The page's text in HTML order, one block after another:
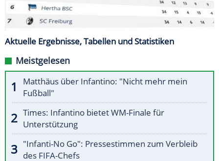
Aktuelle Ergebnisse, Tabellen und Statistiken
Meistgelesen
Matthäus über Infantino: "Nicht mehr mein
Fußball"
Times: Infantino bietet WM-Finale für
Unterstützung
"Infanti-No Go": Pressestimmen zum Verbleib
des FIFA-Chefs